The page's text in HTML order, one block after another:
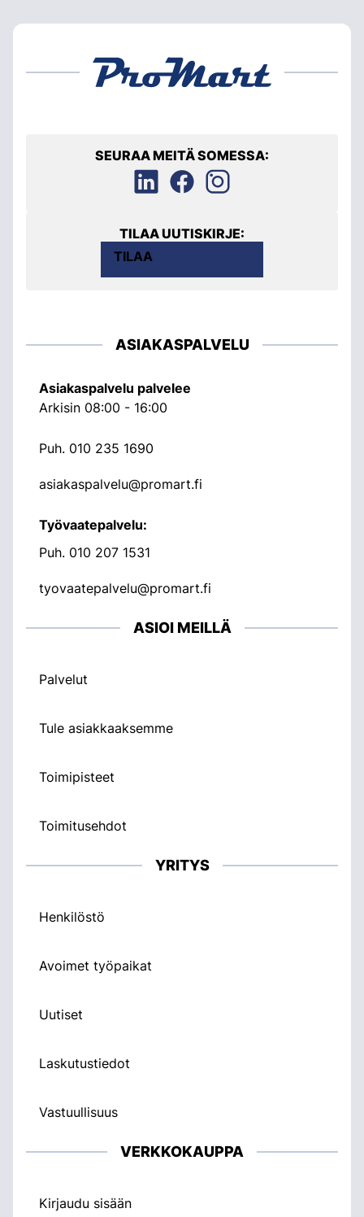
SEURAA MEITÄ SOMESSA:
TILAA UUTISKIRJE:
TILAA
ASIAKASPALVELU
Asiakaspalvelu palvelee
Arkisin 08:00 - 16:00
Puh. 010 235 1690
asiakaspalvelu@promart.fi
Työvaatepalvelu:
Puh. 010 207 1531
tyovaatepalvelu@promart.fi
ASIOI MEILLÄ
Palvelut
Tule asiakkaaksemme
Toimipisteet
Toimitusehdot
YRITYS
Henkilöstö
Avoimet työpaikat
Uutiset
Laskutustiedot
Vastuullisuus
VERKKOKAUPPA
Kirjaudu sisään